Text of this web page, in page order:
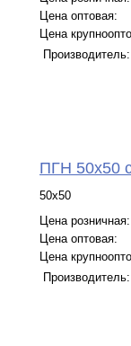
Цена оптовая:
Цена
Производитель:
ПГН 50х50
50х50
Цена розничная:
Цена оптовая:
Цена
Производитель: